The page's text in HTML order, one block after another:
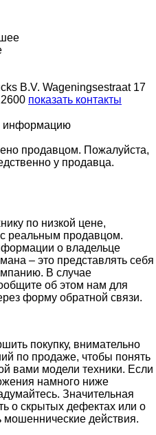
B.V. Wageningsestraat 17
показать контакты
информацию
продавцом. Пожалуйста,
у продавца.
по низкой цене,
реальным продавцом.
о владельце
– это представлять себя
В случае
об этом нам для
форму обратной связи.
покупку, внимательно
по продаже, чтобы понять
вами модели техники. Если
намного ниже
Значительная
о скрытых дефектах или о
действия.